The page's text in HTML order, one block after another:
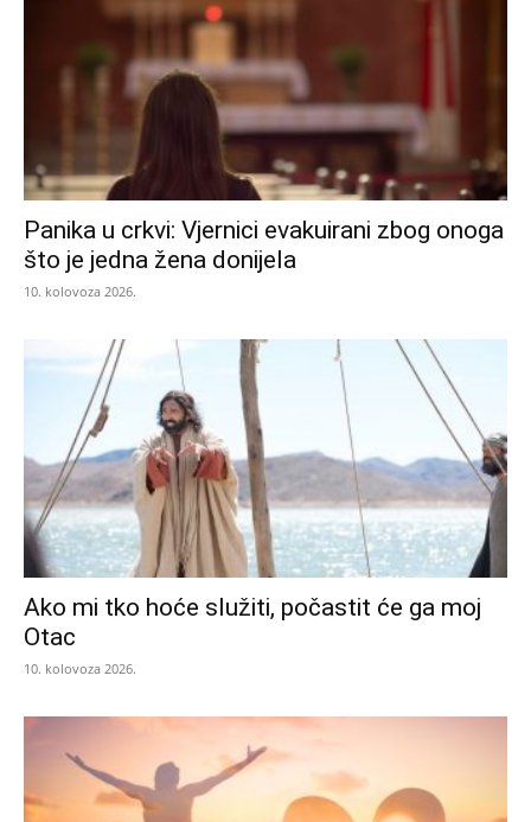
Panika u crkvi: Vjernici evakuirani zbog onoga
što je jedna žena donijela
10. kolovoza 2026.
Ako mi tko hoće služiti, počastit će ga moj
Otac
10. kolovoza 2026.